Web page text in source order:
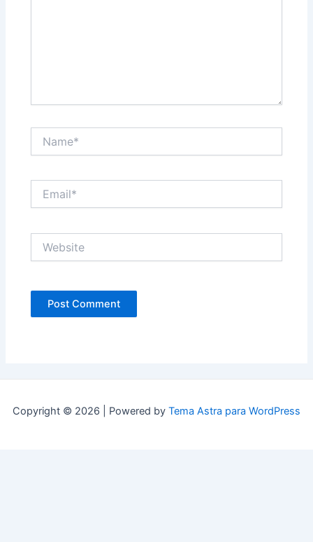
Copyright © 2026 | Powered by Tema Astra para WordPress